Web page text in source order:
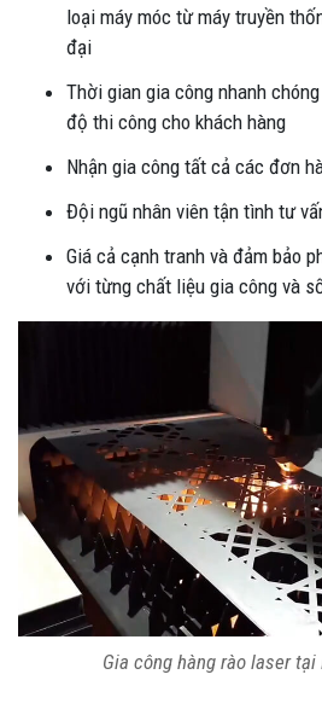
loại máy móc từ máy truyền
đại
Thời gian gia công nhanh
độ thi công cho khách hàng
Nhận gia công tất cả các đơn
Đội ngũ nhân viên tận tình tư
Giá cả cạnh tranh và đảm bảo
với từng chất liệu gia công và
Gia công hàng rào laser